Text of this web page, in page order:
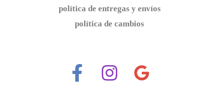
política de entregas y envíos
política de cambios